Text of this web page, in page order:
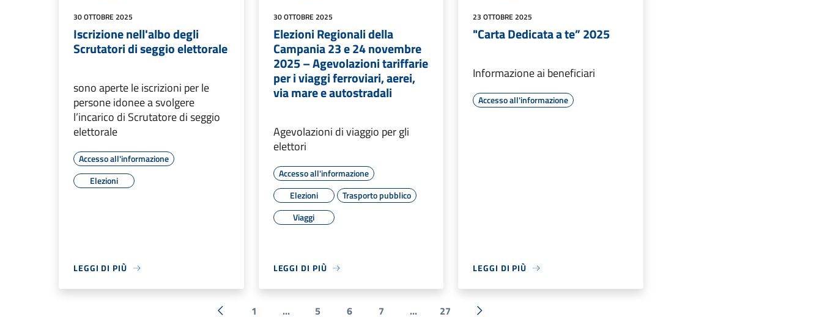
30 OTTOBRE 2025
Iscrizione nell'albo degli
Scrutatori di seggio elettorale
sono aperte le iscrizioni per le
persone idonee a svolgere
l’incarico di Scrutatore di seggio
elettorale
Accesso all'informazione
Elezioni
LEGGI DI PIÙ
30 OTTOBRE 2025
Elezioni Regionali della
Campania 23 e 24 novembre
2025 – Agevolazioni tariffarie
per i viaggi ferroviari, aerei,
via mare e autostradali
Agevolazioni di viaggio per gli
elettori
Accesso all'informazione
Elezioni
Trasporto pubblico
Viaggi
LEGGI DI PIÙ
23 OTTOBRE 2025
"Carta Dedicata a te” 2025
Informazione ai beneficiari
Accesso all'informazione
LEGGI DI PIÙ
1 ... 5 6 7 ... 27